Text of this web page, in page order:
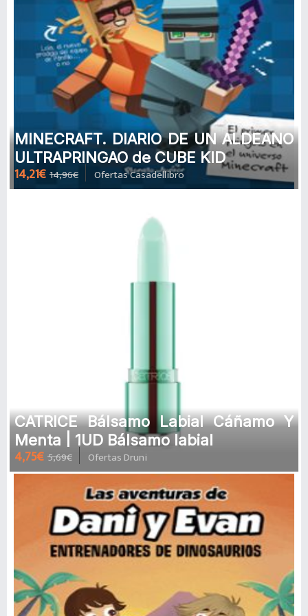
MINECRAFT. DIARIO DE UN ALDEANO
ULTRAPRINGAO de CUBE KID
14,21€ 14,96€ Ofertas Casadellibro
CATRICE Bálsamo Labial Cáñamo Y
Menta | 1UD Bálsamo labial
4,75€ 5,69€ Ofertas Druni